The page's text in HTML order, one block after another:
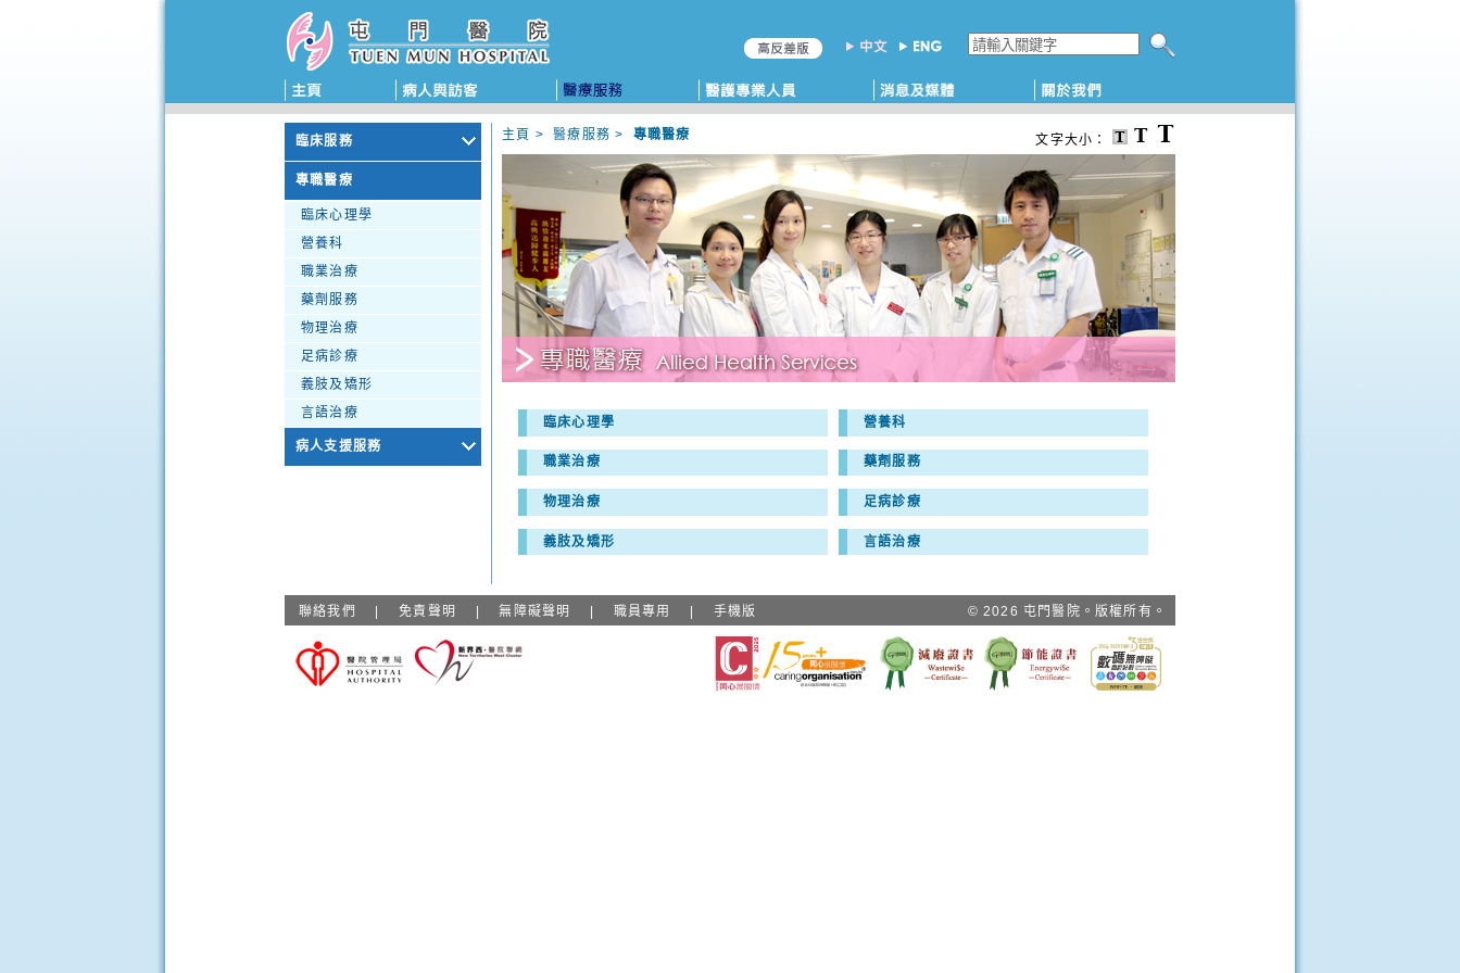
搜尋本網頁
臨床服務
專職醫療
臨床心理學
營養科
職業治療
藥劑服務
物理治療
足病診療
義肢及矯形
言語治療
病人支援服務
主頁 >醫療服務 > 專職醫療 文字大小：
臨床心理學 營養科
職業治療 藥劑服務
物理治療 足病診療
義肢及矯形 言語治療
聯絡我們 免責聲明 無障礙聲明 職員專用 手機版 © 2026 屯門醫院。版權所有。